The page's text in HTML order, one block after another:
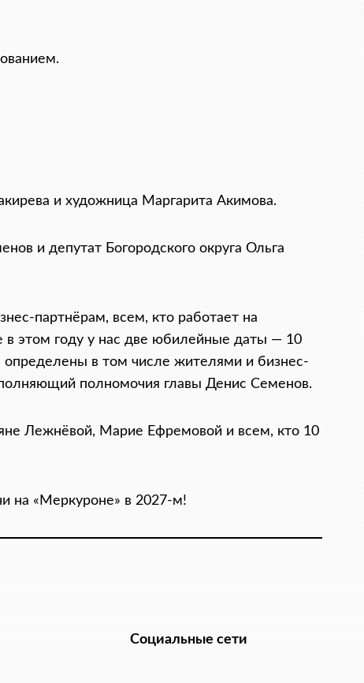
и художница Маргарита Акимова.
и депутат Богородского округа Ольга
партнёрам, всем, кто работает на
в этом году у нас две юбилейные даты — 10
в том числе жителями и бизнес-
полномочия главы Денис Семенов.
Лежнёвой, Марие Ефремовой и всем, кто 10
на «Меркуроне» в 2027-м!
Социальные сети